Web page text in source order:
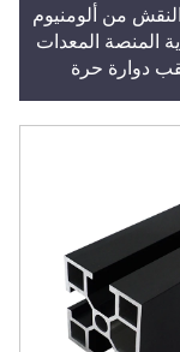
النقش من ألومنيوم
المنصة المعدات
دوارة حرة